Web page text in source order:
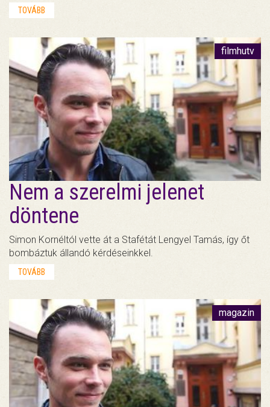
TOVÁBB
filmhutv
Nem a szerelmi jelenet
döntene
Simon Kornéltól vette át a Stafétát Lengyel Tamás, így őt
bombáztuk állandó kérdéseinkkel.
TOVÁBB
magazin